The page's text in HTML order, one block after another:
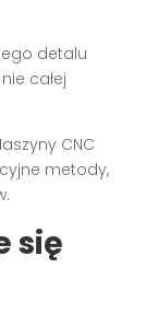
detalu
całej
CNC
metody,
się